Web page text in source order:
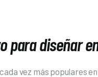
para diseñar
vez más populares